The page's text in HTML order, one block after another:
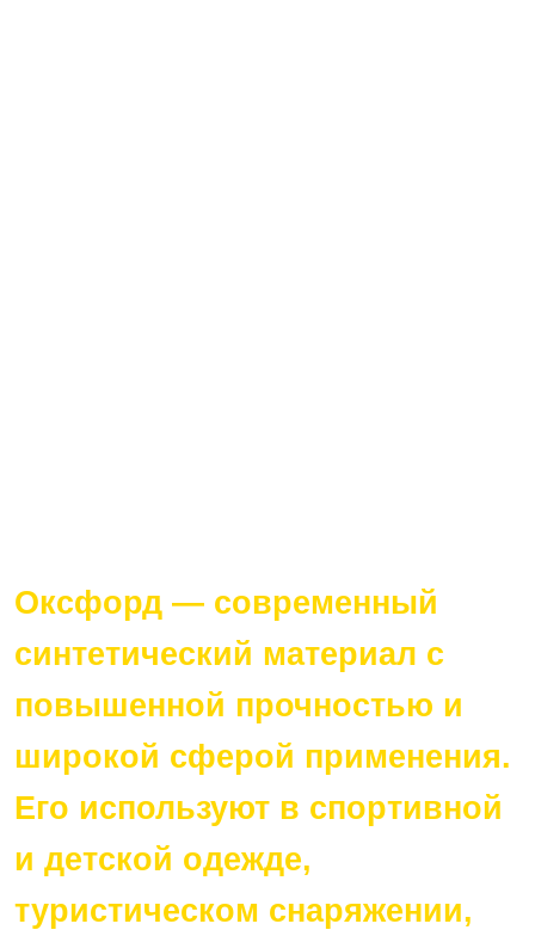
Оксфорд — современный
синтетический материал с
повышенной прочностью и
широкой сферой применения.
Его используют в спортивной
и детской одежде,
туристическом снаряжении,